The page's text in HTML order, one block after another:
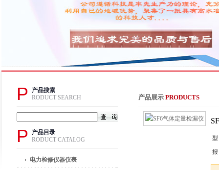
P
产品搜索
RODUCT SEARCH
P
产品目录
RODUCT CATALOG
电力检修仪器仪表
产品展示 PRODUCTS